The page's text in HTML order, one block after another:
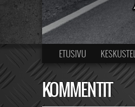
ETUSIVU
KOMMENTIT